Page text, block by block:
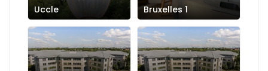
Uccle Bruxelles 1